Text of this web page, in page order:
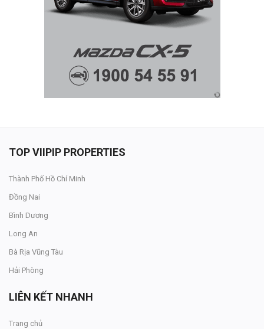
TOP VIIPIP PROPERTIES
Thành Phố Hồ Chí Minh
Đồng Nai
Bình Dương
Long An
Bà Rịa Vũng Tàu
Hải Phòng
LIÊN KẾT NHANH
Trang chủ